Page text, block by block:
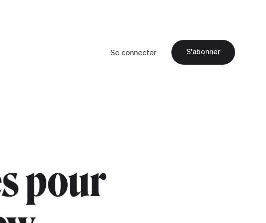
Se connecter S'abonner
pour